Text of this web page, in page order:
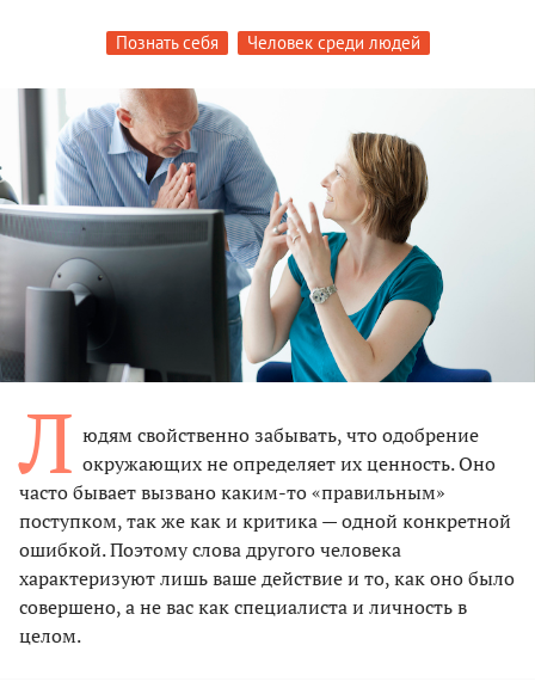
Познать себя Человек среди людей
Л юдям свойственно забывать, что одобрение
окружающих не определяет их ценность. Оно
часто бывает вызвано каким-то «правильным»
поступком, так же как и критика — одной конкретной
ошибкой. Поэтому слова другого человека
характеризуют лишь ваше действие и то, как оно было
совершено, а не вас как специалиста и личность в
целом.